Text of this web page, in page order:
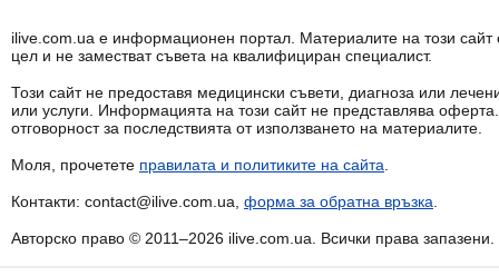
ilive.com.ua е информационен портал. Материалите на този
цел и не заместват съвета на квалифициран специалист.
Този сайт не предоставя медицински съвети, диагноза или
или услуги. Информацията на този сайт не представлява
отговорност за последствията от използването на материалите.
Моля, прочетете правилата и политиките на сайта
Контакти: contact@ilive.com.ua, форма за обратна връзка
Авторско право © 2011–2026 ilive.com.ua. Всички права запазени.